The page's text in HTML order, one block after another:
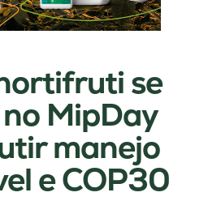
se
MipDay
manejo
e COP30